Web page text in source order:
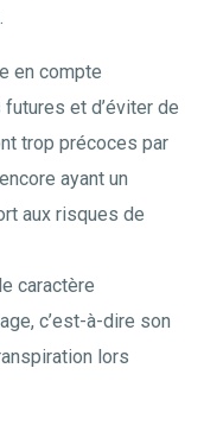
en compte
et d’éviter de
trop précoces par
ayant un
aux risques de
caractère
c’est-à-dire son
lors